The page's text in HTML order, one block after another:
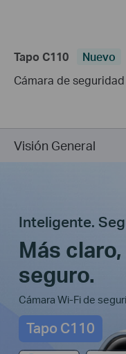
Tapo C110
Nuevo
Cámara de
Visión General
Inteligente.
Más
seguro.
Cámara Wi-Fi de
Tapo C110